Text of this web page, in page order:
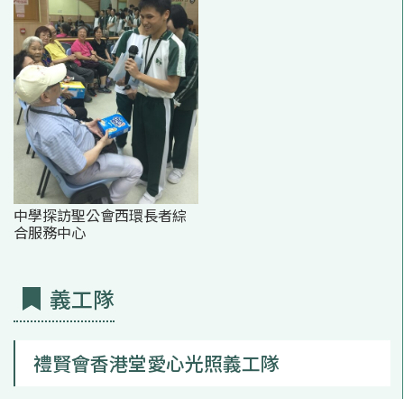
中學探訪聖公會西環長者綜
合服務中心
義工隊
禮賢會香港堂愛心光照義工隊